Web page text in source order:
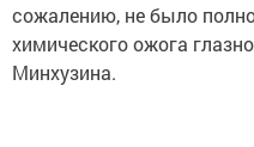
сожалению, не было
химического ожога
Минхузина.